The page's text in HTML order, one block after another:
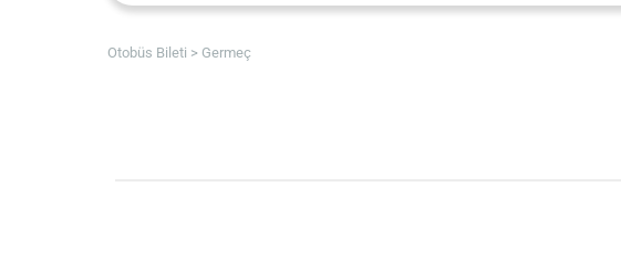
Otobüs Bileti Germeç